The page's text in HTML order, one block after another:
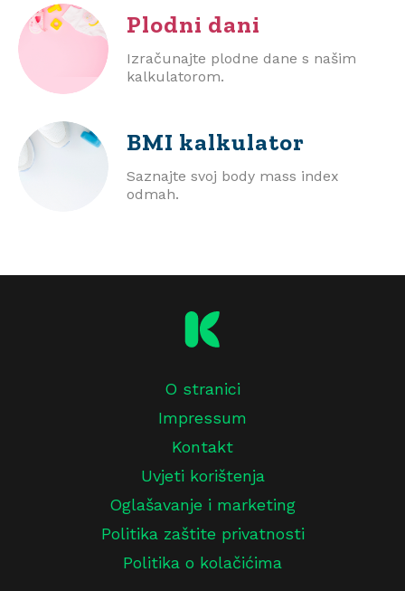
Plodni dani
Izračunajte plodne dane s našim
kalkulatorom.
BMI kalkulator
Saznajte svoj body mass index
odmah.
O stranici
Impressum
Kontakt
Uvjeti korištenja
Oglašavanje i marketing
Politika zaštite privatnosti
Politika o kolačićima